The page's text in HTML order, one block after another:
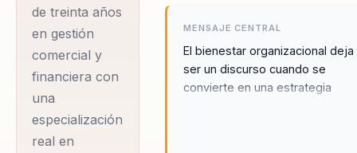
Contador público,
magíster en
administración
financiera, Chief
Happiness Officer y
docente
de treinta años
en gestión
comercial y
financiera con
una
especialización
real en
MENSAJE CENTRAL
El bienestar organizacional
ser un discurso cuando se
convierte en una estrategia